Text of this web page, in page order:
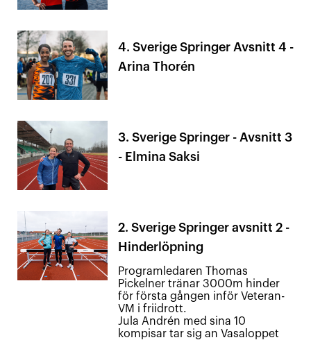
4. Sverige Springer Avsnitt 4 -
Arina Thorén
3. Sverige Springer - Avsnitt 3
- Elmina Saksi
2. Sverige Springer avsnitt 2 -
Hinderlöpning
Programledaren Thomas
Pickelner tränar 3000m hinder
för första gången inför Veteran-
VM i friidrott.
Jula Andrén med sina 10
kompisar tar sig an Vasaloppet